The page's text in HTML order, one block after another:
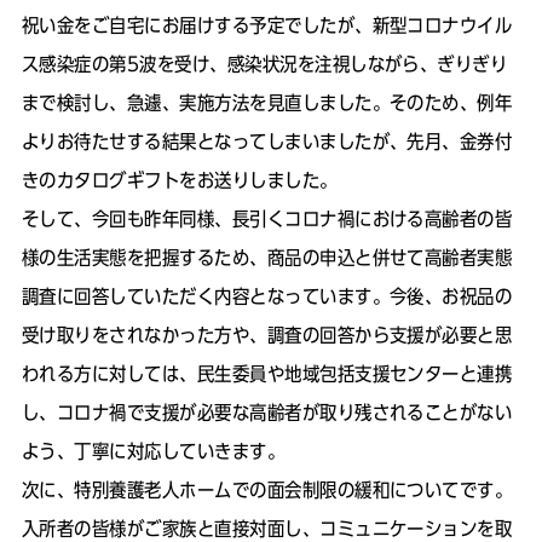
祝い金をご自宅にお届けする予定でしたが、新型コロナウイル
ス感染症の第5波を受け、感染状況を注視しながら、ぎりぎり
まで検討し、急遽、実施方法を見直しました。そのため、例年
よりお待たせする結果となってしまいましたが、先月、金券付
きのカタログギフトをお送りしました。
そして、今回も昨年同様、長引くコロナ禍における高齢者の皆
様の生活実態を把握するため、商品の申込と併せて高齢者実態
調査に回答していただく内容となっています。今後、お祝品の
受け取りをされなかった方や、調査の回答から支援が必要と思
われる方に対しては、民生委員や地域包括支援センターと連携
し、コロナ禍で支援が必要な高齢者が取り残されることがない
よう、丁寧に対応していきます。
次に、特別養護老人ホームでの面会制限の緩和についてです。
入所者の皆様がご家族と直接対面し、コミュニケーションを取